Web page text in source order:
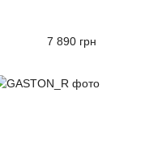
7 890 грн